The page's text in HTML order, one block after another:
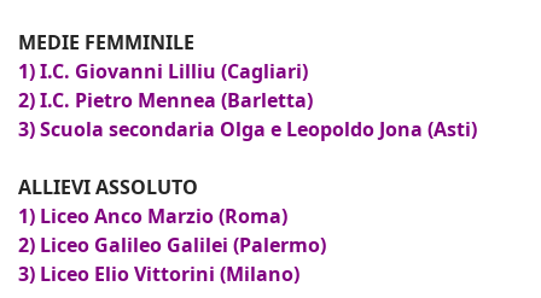
MEDIE FEMMINILE
1) I.C. Giovanni Lilliu (Cagliari)
2) I.C. Pietro Mennea (Barletta)
3) Scuola secondaria Olga e Leopoldo Jona (Asti)
ALLIEVI ASSOLUTO
1) Liceo Anco Marzio (Roma)
2) Liceo Galileo Galilei (Palermo)
3) Liceo Elio Vittorini (Milano)